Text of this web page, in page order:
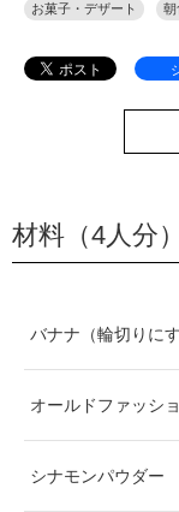
お菓子・デザート 朝
材料（4人分）
バナナ（輪切りにす
オールドファッシ
シナモンパウダー